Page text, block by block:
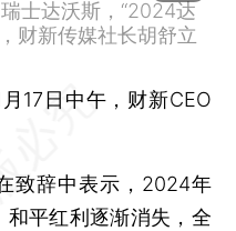
士达沃斯，“2024达
财新传媒社长胡舒立
17日中午，财新CEO
致辞中表示，2024年
平红利逐渐消失，全